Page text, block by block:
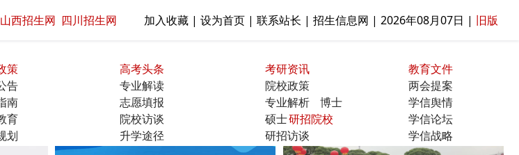
山西招生网 四川招生网 加入收藏 | 设为首页 | 联系站长 | 招生信息网 | 2026年08月07日 | 旧版
策
告
南
育
划
高考头条
专业解读
志愿填报
院校访谈
升学途径
考研资讯
院校政策
专业解析
博士
硕士研招院校
研招访谈
教育文件
两会提案
学信舆情
学信论坛
学信战略